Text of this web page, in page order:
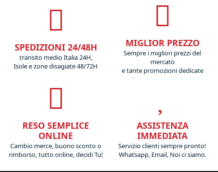
SPEDIZIONI 24/48H
transito medio Italia 24H,
Isole e zone disagiate 48/72H
MIGLIOR PREZZO
Sempre i migliori prezzi del
mercato
e tante promozioni dedicate
RESO SEMPLICE
ONLINE
Cambio merce, buono sconto o
rimborso, tutto online, decidi Tu!
ASSISTENZA
IMMEDIATA
Servizio clienti sempre pronto!
Whatsapp, Email, Noi ci siamo.